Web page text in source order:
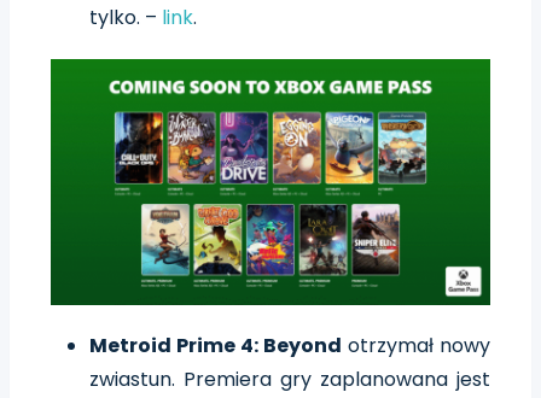
tylko. – link.
Metroid Prime 4: Beyond otrzymał nowy
zwiastun. Premiera gry zaplanowana jest